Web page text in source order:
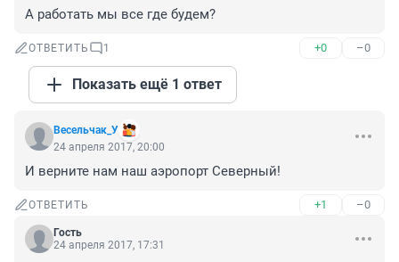
А работать мы все где будем?
ОТВЕТИТЬ 1 +0 –0
Показать ещё 1 ответ
Весельчак_У
24 апреля 2017, 20:00
И верните нам наш аэропорт Северный!
ОТВЕТИТЬ +1 –0
Гость
24 апреля 2017, 17:31